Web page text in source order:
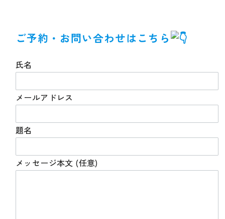
ご予約・お問い合わせはこちら
氏名
メールアドレス
題名
メッセージ本文 (任意)